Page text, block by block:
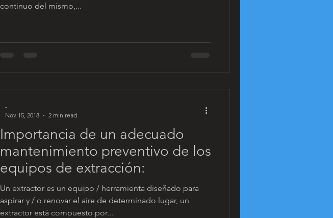
continuo del mismo,...
Importancia de un adecuado
mantenimiento preventivo de los
equipos de extracción:
Un extractor es un equipo / herramienta diseñado para
aspirar y / o renovar el aire de determinado lugar, un
extractor está compuesto por...
-
Nov 15, 2018
2 min read